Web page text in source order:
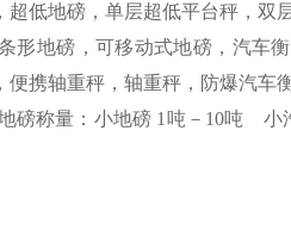
低地磅，单层超低平台秤，双
形地磅，可移动式地磅，汽车
携轴重秤，轴重秤，防爆汽车
磅称量：小地磅 1 吨－ 10吨 小